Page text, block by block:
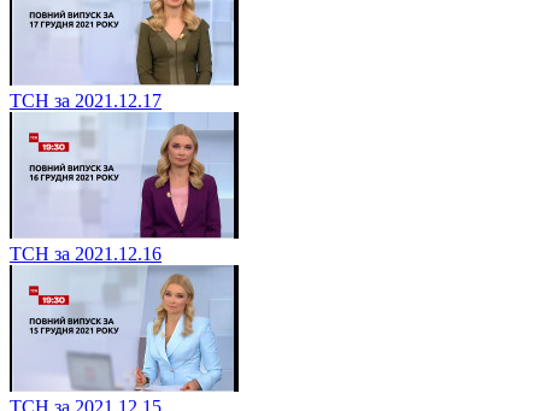
ТСН за 2021.12.17
ТСН за 2021.12.16
ТСН за 2021.12.15